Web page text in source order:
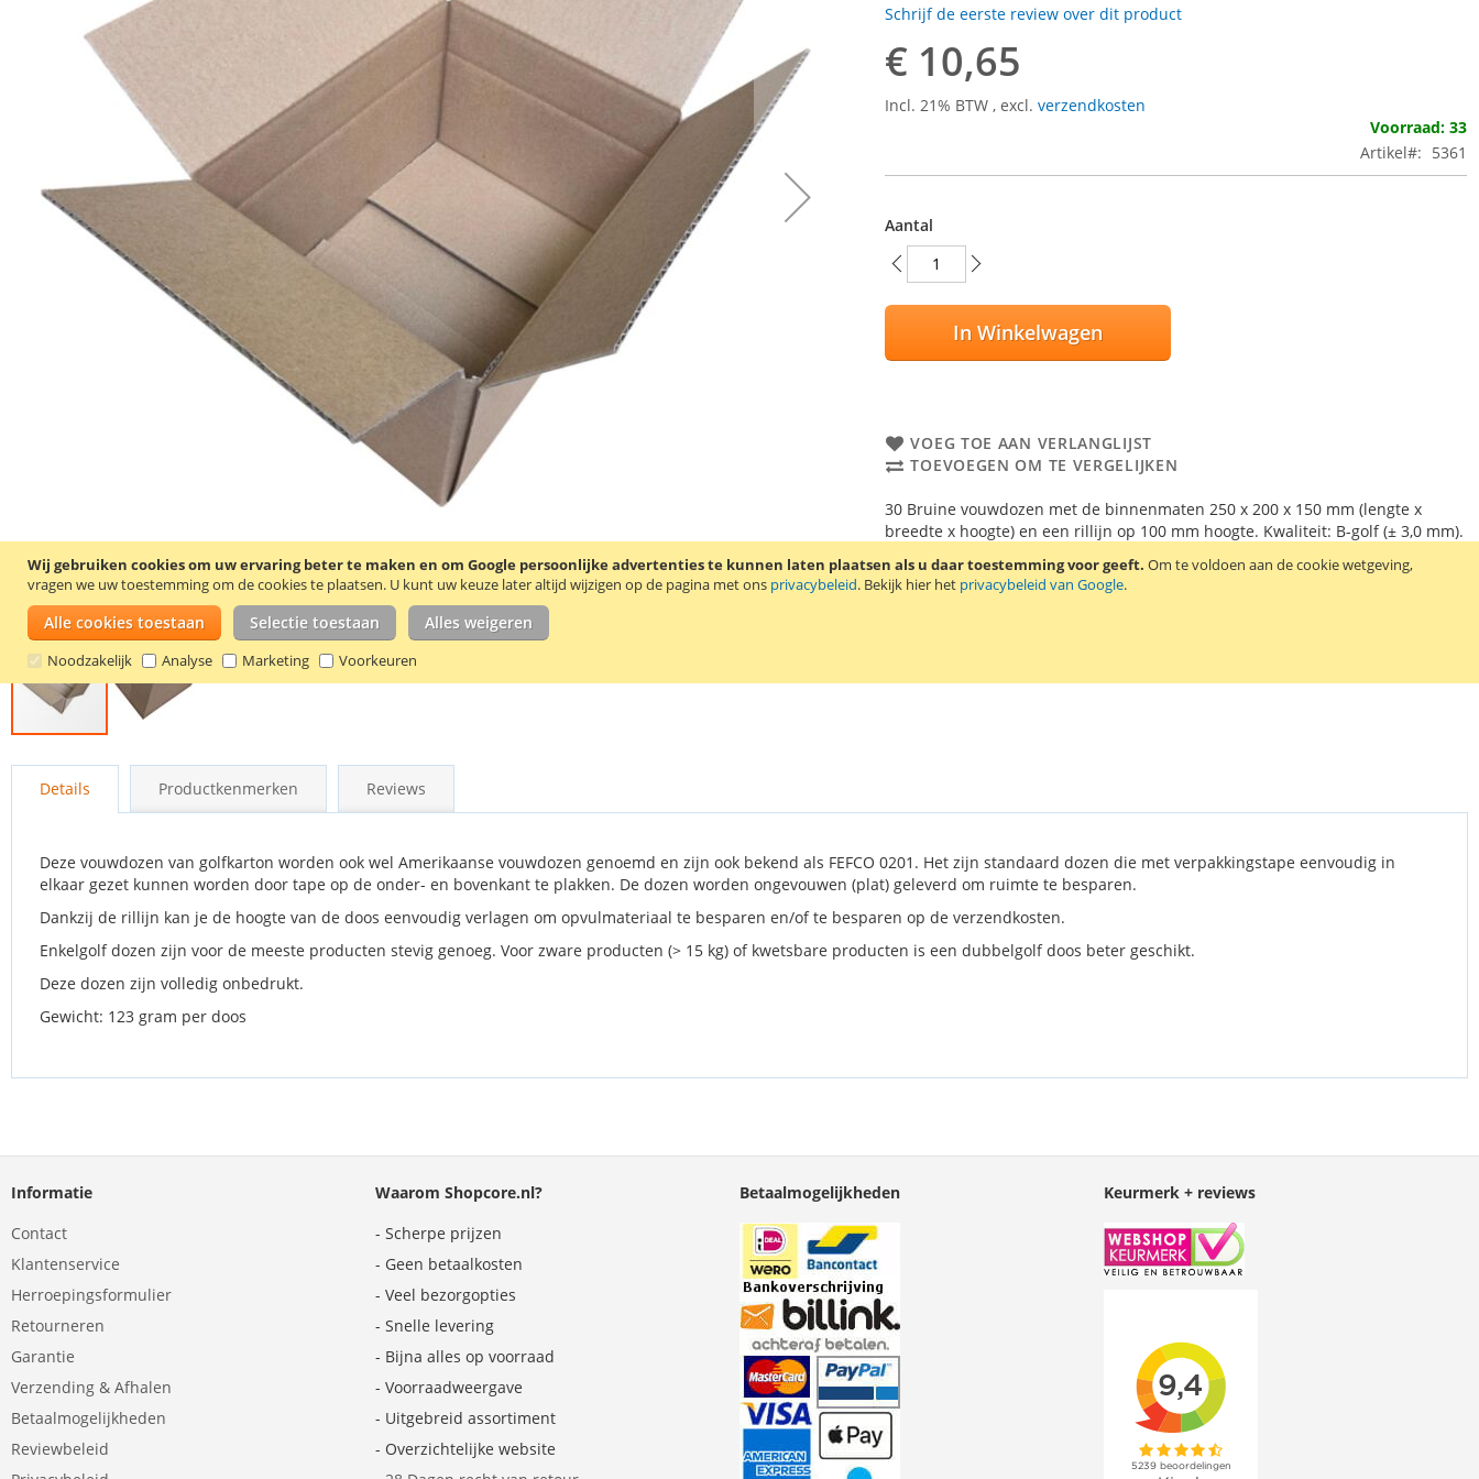
Wij gebruiken cookies om uw ervaring beter te maken en om Google persoonlijke advertenties te kunnen laten plaatsen als u daar toestemming voor geeft. Om te voldoen aan de cookie wetgeving,
vragen we uw toestemming om de cookies te plaatsen. U kunt uw keuze later altijd wijzigen op de pagina met ons privacybeleid. Bekijk hier het privacybeleid van Google.
Alle cookies toestaan Selectie toestaan Alles weigeren
Noodzakelijk Analyse Marketing Voorkeuren
naar
afbeeldingen-
Schrijf de eerste review over dit product
€ 10,65
Incl. 21% BTW, excl.verzendkosten
Voorraad: 33
Artikel
5361
Aantal
In Winkelwagen
VOEG TOE AAN VERLANGLIJST
TOEVOEGEN OM TE VERGELIJKEN
30 Bruine vouwdozen met de binnenmaten 250 x 200 x 150 mm (lengte x
breedte x hoogte) en een rillijn op 100 mm hoogte. Kwaliteit: B-golf (± 3,0 mm).
Details Productkenmerken Reviews
Deze vouwdozen van golfkarton worden ook wel Amerikaanse vouwdozen genoemd en zijn ook bekend als FEFCO 0201. Het zijn standaard dozen die met verpakkingstape eenvoudig in
elkaar gezet kunnen worden door tape op de onder- en bovenkant te plakken. De dozen worden ongevouwen (plat) geleverd om ruimte te besparen.
Dankzij de rillijn kan je de hoogte van de doos eenvoudig verlagen om opvulmateriaal te besparen en/of te besparen op de verzendkosten.
Enkelgolf dozen zijn voor de meeste producten stevig genoeg. Voor zware producten (> 15 kg) of kwetsbare producten is een dubbelgolf doos beter geschikt.
Deze dozen zijn volledig onbedrukt.
Gewicht: 123 gram per doos
Informatie
Contact
Klantenservice
Herroepingsformulier
Retourneren
Garantie
Verzending & Afhalen
Betaalmogelijkheden
Reviewbeleid
Waarom Shopcore.nl?
- Scherpe prijzen
- Geen betaalkosten
- Veel bezorgopties
- Snelle levering
- Bijna alles op voorraad
- Voorraadweergave
- Uitgebreid assortiment
- Overzichtelijke website
Betaalmogelijkheden Keurmerk + reviews